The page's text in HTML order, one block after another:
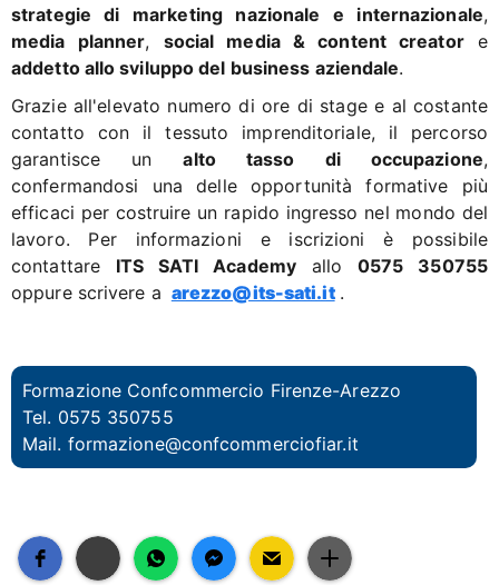
strategie di marketing nazionale e internazionale,
media planner, social media & content creatore
addetto allo sviluppo del business aziendale.
Grazie all'elevato numero di ore di stage e al costante
contatto con il tessuto imprenditoriale, il percorso
garantisce unalto tasso di occupazione,
confermandosi una delle opportunità formative più
efficaci per costruire un rapido ingresso nel mondo del
lavoro. Per informazioni e iscrizioni è possibile
contattare ITS SATI Academy allo0575 350755
oppure scrivere a arezzo@its-sati.it .
Formazione Confcommercio Firenze-Arezzo
Tel. 0575 350755
Mail. formazione@confcommerciofiar.it